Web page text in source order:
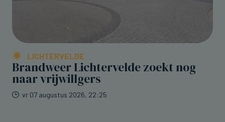
LICHTERVELDE
Brandweer Lichtervelde zoekt nog
naar vrijwillgers
vr 07 augustus 2026, 22:25